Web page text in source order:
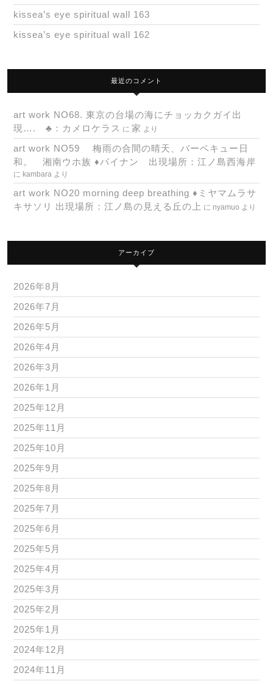
kissea’s eye spiritual wall 163
kissea’s eye spiritual wall 162
最近のコメント
art work NO68. 東京の台場の海にチョッカクガイ出
現…. ♣：カメロケラス に 家 より
art work NO59 梅雨の合間の晴天、バーベキュー日
和。 湘南ウホ族 ♦パイナン 出現場所：江ノ島西海岸
に kambara より
art work NO20 morning deep breathing ♦ミヤマムラサ
キサソリ 出現場所：江ノ島の見える丘の上 に nyamuo より
アーカイブ
2026年8月
2026年7月
2026年5月
2026年4月
2026年3月
2026年1月
2025年12月
2025年11月
2025年10月
2025年9月
2025年8月
2025年7月
2025年6月
2025年5月
2025年4月
2025年3月
2025年2月
2025年1月
2024年12月
2024年11月